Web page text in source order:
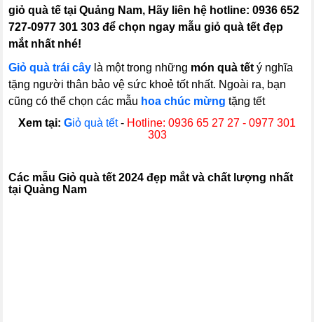
giỏ quà tế tại Quảng Nam, Hãy liên hệ hotline: 0936 652
727-0977 301 303 để chọn ngay mẫu giỏ quà tết đẹp
mắt nhất nhé!
Giỏ quà trái cây là một trong những món quà tếtý nghĩa
tặng người thân bảo vệ sức khoẻ tốt nhất. Ngoài ra, bạn
cũng có thể chọn các mẫu hoa chúc mừng tặng tết
Xem tại: Giỏ quà tết- Hotline: 0936 65 27 27 - 0977 301
303
Các mẫu Giỏ quà tết 2024 đẹp mắt và chất lượng nhất
tại Quảng Nam